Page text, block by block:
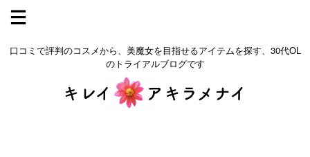
口コミで評判のコスメから、美魔女を目指せるアイテムを探す、30代OL
のトライアルブログです